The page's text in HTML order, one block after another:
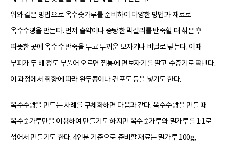
위와 같은 방법으로 옥수숫가루를 준비하여 다양한 방법과 재료로
옥수수빵을 만든다. 먼저 술약이나 중탕한 막걸리를 반죽할 때 섞은 후
따뜻한 곳에 옥수수 반죽을 두고 두꺼운 보자기나 비닐로 덮는다. 이때
부피가 두 배 정도 부풀어 오르면 찜통에 면보자기를 깔고 수증기로 쪄낸다.
이 과정에서 취향에 따라 완두콩이나 건포도 등을 넣기도 한다.
옥수수빵을 만드는 사례를 구체화하면 다음과 같다. 옥수수빵을 만들 때
옥수숫가루만을 이용하여 만들기도 하지만 옥수숫가루와 밀가루를 1:1로
섞어서 만들기도 한다. 4인분 기준으로 준비할 재료는 밀가루 100g,